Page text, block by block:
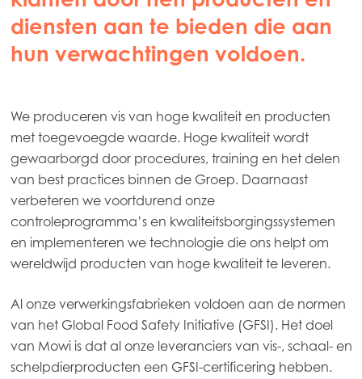
diensten aan te bieden die aan
hun verwachtingen voldoen.
We produceren vis van hoge kwaliteit en producten
met toegevoegde waarde. Hoge kwaliteit wordt
gewaarborgd door procedures, training en het delen
van best practices binnen de Groep. Daarnaast
verbeteren we voortdurend onze
controleprogramma’s en kwaliteitsborgingssystemen
en implementeren we technologie die ons helpt om
wereldwijd producten van hoge kwaliteit te leveren.
Al onze verwerkingsfabrieken voldoen aan de normen
van het Global Food Safety Initiative (GFSI). Het doel
van Mowi is dat al onze leveranciers van vis-, schaal- en
schelpdierproducten een GFSI-certificering hebben.